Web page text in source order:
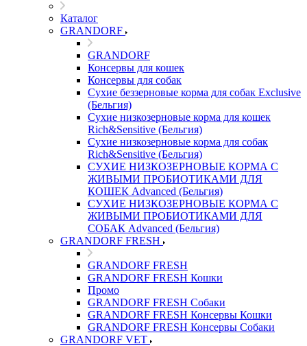
Каталог
GRANDORF
GRANDORF
Консервы для кошек
Консервы для собак
Сухие беззерновые корма для собак Exclusive
(Бельгия)
Сухие низкозерновые корма для кошек
Rich&Sensitive (Бельгия)
Сухие низкозерновые корма для собак
Rich&Sensitive (Бельгия)
СУХИЕ НИЗКОЗЕРНОВЫЕ КОРМА С
ЖИВЫМИ ПРОБИОТИКАМИ ДЛЯ
КОШЕК Advanced (Бельгия)
СУХИЕ НИЗКОЗЕРНОВЫЕ КОРМА С
ЖИВЫМИ ПРОБИОТИКАМИ ДЛЯ
СОБАК Advanced (Бельгия)
GRANDORF FRESH
GRANDORF FRESH
GRANDORF FRESH Кошки
Промо
GRANDORF FRESH Собаки
GRANDORF FRESH Консервы Кошки
GRANDORF FRESH Консервы Собаки
GRANDORF VET